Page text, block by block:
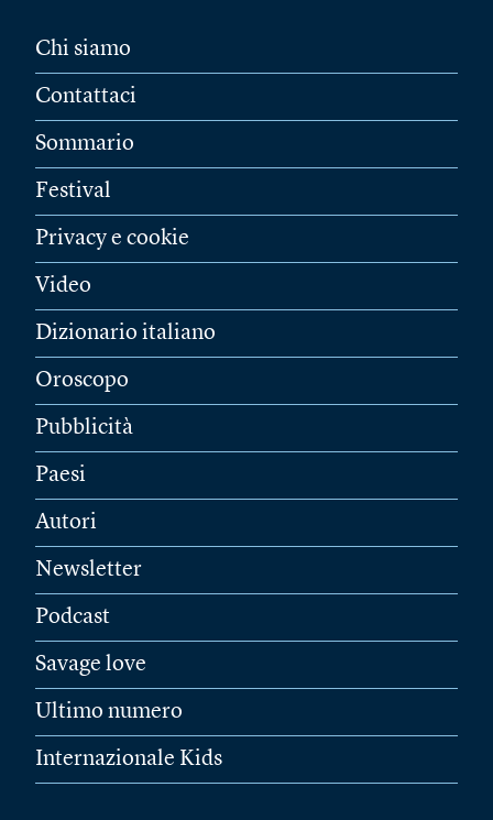
Chi siamo
Contattaci
Sommario
Festival
Privacy e cookie
Video
Dizionario italiano
Oroscopo
Pubblicità
Paesi
Autori
Newsletter
Podcast
Savage love
Ultimo numero
Internazionale Kids